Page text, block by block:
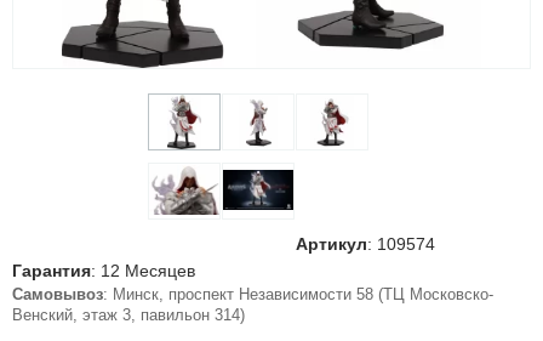
Артикул: 109574
Гарантия: 12 Месяцев
Самовывоз: Минск, проспект Независимости 58 (ТЦ Московско-
Венский, этаж 3, павильон 314)